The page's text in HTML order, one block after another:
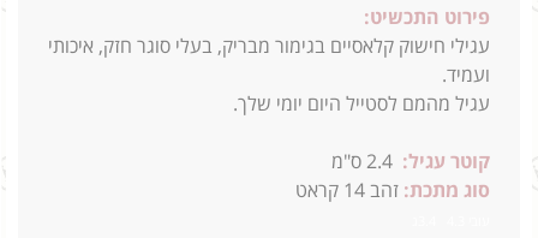
פירוט התכשיט:
עגילי חישוק קלאסיים בגימור מבריק, בעלי סוגר חזק, איכותי
ועמיד.
עגיל מהמם לסטייל היום יומי שלך.
קוטר עגיל: 2.4 ס"מ
סוג מתכת: זהב 14 קראט